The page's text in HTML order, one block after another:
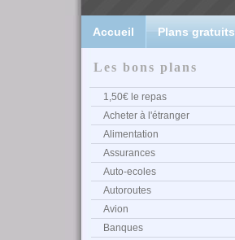
Accueil Plans gratuits
Les bons plans
1,50€ le repas
Acheter à l'étranger
Alimentation
Assurances
Auto-ecoles
Autoroutes
Avion
Banques